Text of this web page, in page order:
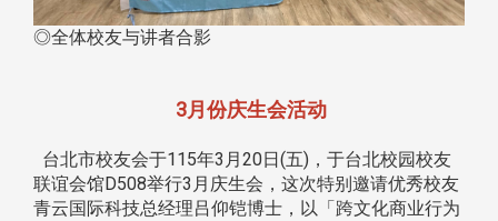
◎全体校友与讲者合影
3月份庆生会活动
台北市校友会于115年3月20日(五)，于台北校园校友
联谊会馆D508举行3月庆生会，这次特别邀请优秀校友
青云国际科技总经理吕仰铠博士，以「跨文化商业行为